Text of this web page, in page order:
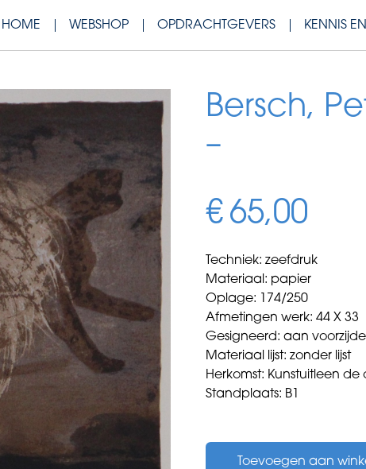
HOME WEBSHOP OPDRACHTGEVERS KENNIS
Bersch,
–
€ 65,00
Techniek: zeefdruk
Materiaal: papier
Oplage: 174/250
Afmetingen werk: 44 X 33
Gesigneerd: aan voorzijde
Materiaal lijst: zonder lijst
Herkomst: Kunstuitleen de
Standplaats: B1
Peter
Toevoegen aan